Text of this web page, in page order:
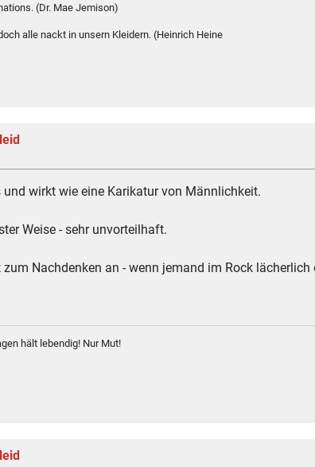
(Dr. Mae Jemison)
alle nackt in unsern Kleidern. (Heinrich Heine
wirkt wie eine Karikatur von Männlichkeit.
Weise - sehr unvorteilhaft.
Nachdenken an - wenn jemand im Rock
hält lebendig! Nur Mut!